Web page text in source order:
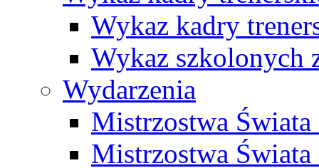
Wykaz kadry
Wykaz szkolonych
Wydarzenia
Mistrzostwa
Mistrzostwa